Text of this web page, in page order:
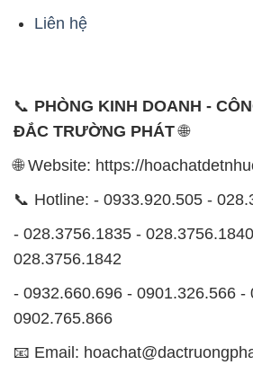
Liên hệ
📞 PHÒNG KINH DOANH -
ĐẮC TRƯỜNG PHÁT🌐
🌐 Website: https://
📞 Hotline: - 0933.920.505 -
- 028.3756.1835 -
028.3756.1842
- 0932.660.696 - 0901.326.566 -
0902.765.866
📧 Email: